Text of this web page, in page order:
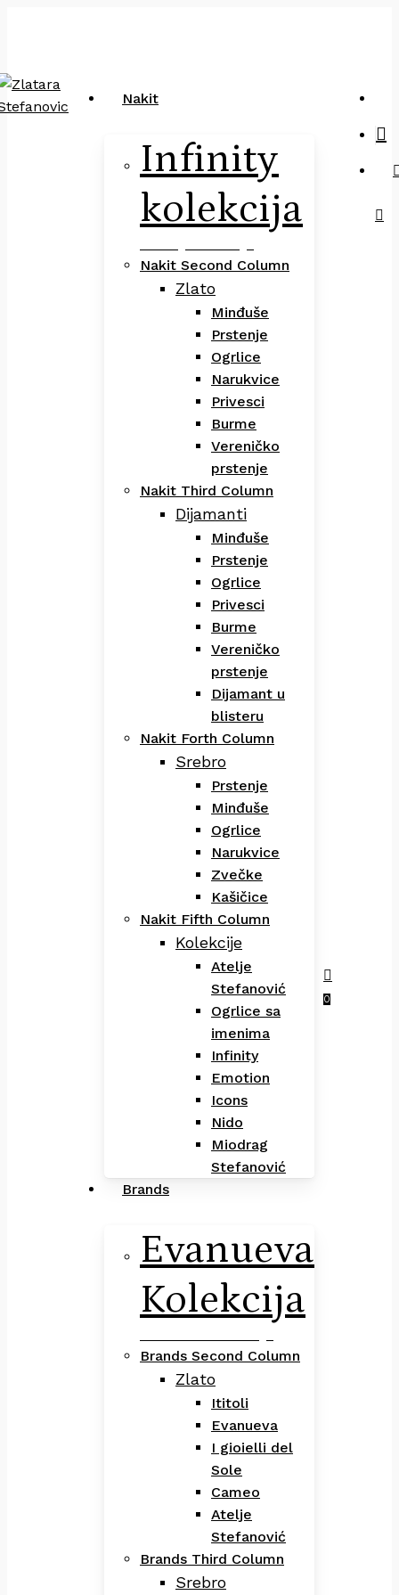
content
search
0
Menu
Nakit
Infinity
kolekcija
Nakit Second Column
Zlato
Minđuše
Prstenje
Ogrlice
Narukvice
Privesci
Burme
Vereničko
prstenje
Nakit Third Column
Dijamanti
Minđuše
Prstenje
Ogrlice
Privesci
Burme
Vereničko
prstenje
Dijamant u
blisteru
Nakit Forth Column
Srebro
Prstenje
Minđuše
Ogrlice
Narukvice
Zvečke
Kašičice
Nakit Fifth Column
Kolekcije
Atelje
Stefanović
Ogrlice sa
imenima
Infinity
Emotion
Icons
Nido
Miodrag
Stefanović
Brands
Evanueva
Kolekcija
Brands Second Column
Zlato
Ititoli
Evanueva
I gioielli del
Sole
Cameo
Atelje
Stefanović
Brands Third Column
Srebro